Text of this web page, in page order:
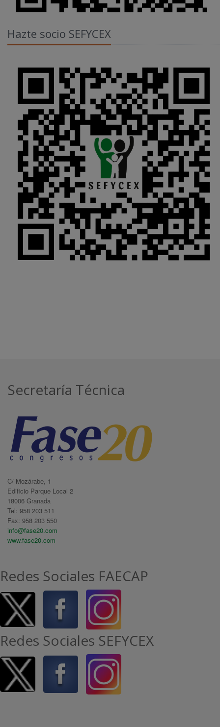
Hazte socio SEFYCEX
Secretaría Técnica
C/ Mozárabe, 1
Edificio Parque Local 2
18006 Granada
Tel: 958 203 511
Fax: 958 203 550
info@fase20.com
www.fase20.com
Redes Sociales FAECAP
Redes Sociales SEFYCEX